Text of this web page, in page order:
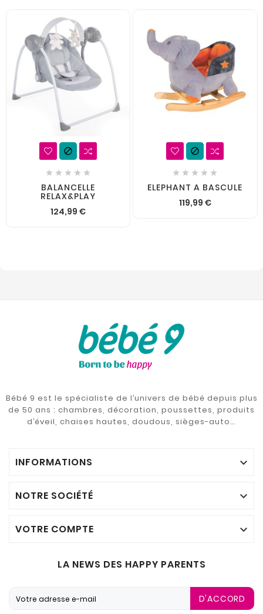

    
BALANCELLE
RELAX&PLAY
124,99 €

    
ELEPHANT A BASCULE
119,99 €
Bébé 9 est le spécialiste de l’univers de bébé depuis plus
de 50 ans : chambres, décoration, poussettes, produits
d’éveil, chaises hautes, doudous, sièges-auto…
INFORMATIONS 
NOTRE SOCIÉTÉ 
VOTRE COMPTE 
LA NEWS DES HAPPY PARENTS
D'ACCORD